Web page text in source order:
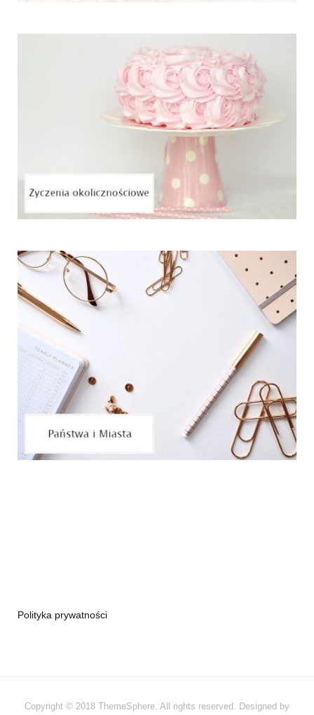
Polityka prywatności
Copyright © 2018 ThemeSphere. All rights reserved. Designed by